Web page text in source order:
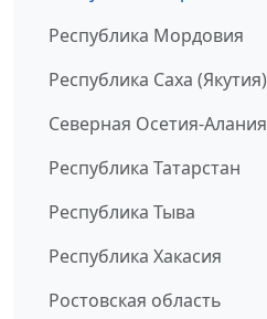
Республика Мордовия
Республика Саха (Якутия)
Северная Осетия-Алания
Республика Татарстан
Республика Тыва
Республика Хакасия
Ростовская область